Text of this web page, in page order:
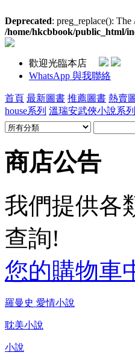
Deprecated: preg_replace(): The
/home/hkcbbook/public_html/
歡迎光臨本店
WhatsApp 與我聯絡
首頁 最新圖書 推薦圖書 熱賣
house系列 溫瑞安武俠小說系列
商店公告
我們提供各
查詢!
您的購物車
羅曼史 愛情小說
耽美小說
小說